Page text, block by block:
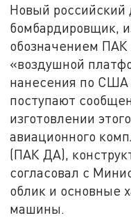
Новый российский
бомбардировщик,
обозначением
«воздушной
нанесения по США
поступают
изготовлении
авиационного
(ПАК ДА),
согласовал с
облик и основные
машины.